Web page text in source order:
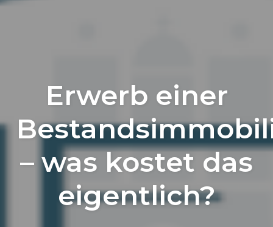
Erwerb einer
– was kostet das
eigentlich?